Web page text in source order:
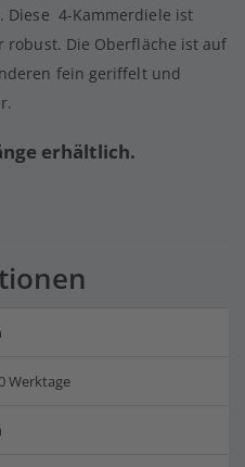
Diese 4-Kammerdiele ist
Die Oberfläche ist auf
fein geriffelt und
erhältlich.
Werktage